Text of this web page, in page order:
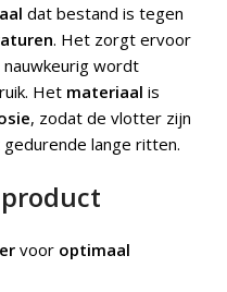
dat bestand is tegen
. Het zorgt ervoor
nauwkeurig wordt
Het materiaal is
, zodat de vlotter zijn
lange ritten.
voor optimaal